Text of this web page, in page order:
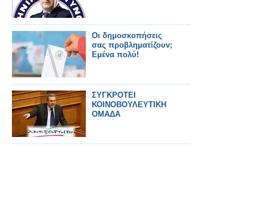
Οι δημοσκοπήσεις
σας προβληματίζουν;
Εμένα πολύ!
ΣΥΓΚΡΟΤΕΙ
ΚΟΙΝΟΒΟΥΛΕΥΤΙΚΗ
ΟΜΑΔΑ